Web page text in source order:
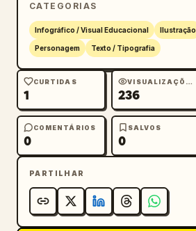
CATEGORIAS
Infográfico / Visual Educacional Ilustração
Personagem Texto / Tipografia
CURTIDAS
1
VISUALIZAÇÕES
236
COMENTÁRIOS
0
SALVOS
0
PARTILHAR